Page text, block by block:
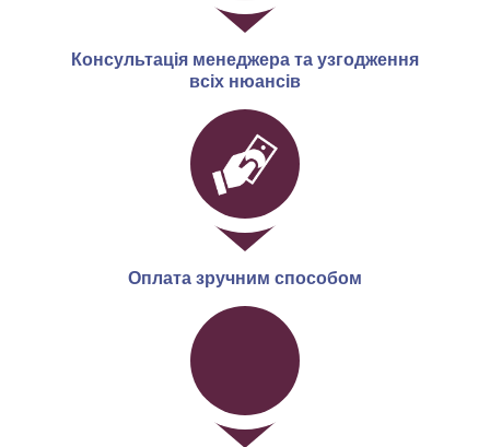
Консультація менеджера та узгодження
всіх нюансів
Оплата зручним способом